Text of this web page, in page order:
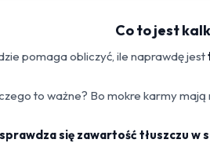
Co to jest
pomaga obliczyć, ile naprawdę jest
to ważne? Bo mokre karmy
się zawartość tłuszczu w